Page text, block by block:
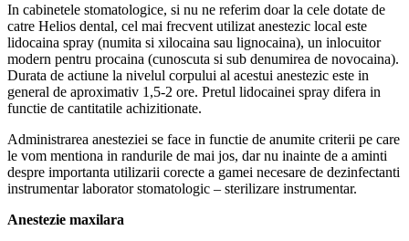
In cabinetele stomatologice, si nu ne referim doar la cele dotate de
catre Helios dental, cel mai frecvent utilizat anestezic local este
lidocaina spray (numita si xilocaina sau lignocaina), un inlocuitor
modern pentru procaina (cunoscuta si sub denumirea de novocaina).
Durata de actiune la nivelul corpului al acestui anestezic este in
general de aproximativ 1,5-2 ore. Pretul lidocainei spray difera in
functie de cantitatile achizitionate.
Administrarea anesteziei se face in functie de anumite criterii pe care
le vom mentiona in randurile de mai jos, dar nu inainte de a aminti
despre importanta utilizarii corecte a gamei necesare de dezinfectanti
instrumentar laborator stomatologic – sterilizare instrumentar.
Anestezie maxilara